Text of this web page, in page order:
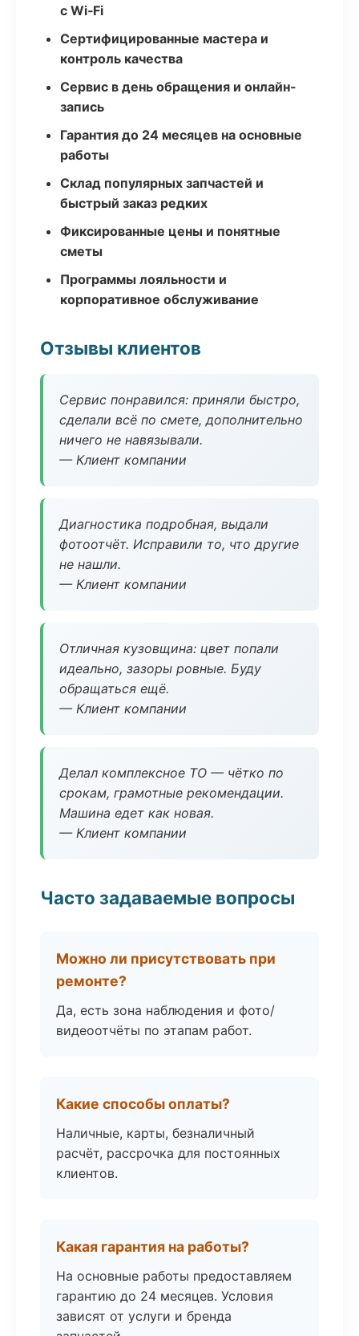
с Wi‑Fi
Сертифицированные мастера и
контроль качества
Сервис в день обращения и онлайн-
запись
Гарантия до 24 месяцев на основные
работы
Склад популярных запчастей и
быстрый заказ редких
Фиксированные цены и понятные
сметы
Программы лояльности и
корпоративное обслуживание
Отзывы клиентов
Сервис понравился: приняли быстро,
сделали всё по смете, дополнительно
ничего не навязывали.
— Клиент компании
Диагностика подробная, выдали
фотоотчёт. Исправили то, что другие
не нашли.
— Клиент компании
Отличная кузовщина: цвет попали
идеально, зазоры ровные. Буду
обращаться ещё.
— Клиент компании
Делал комплексное ТО — чётко по
срокам, грамотные рекомендации.
Машина едет как новая.
— Клиент компании
Часто задаваемые вопросы
Можно ли присутствовать при
ремонте?
Да, есть зона наблюдения и фото/
видеоотчёты по этапам работ.
Какие способы оплаты?
Наличные, карты, безналичный
расчёт, рассрочка для постоянных
клиентов.
Какая гарантия на работы?
На основные работы предоставляем
гарантию до 24 месяцев. Условия
зависят от услуги и бренда